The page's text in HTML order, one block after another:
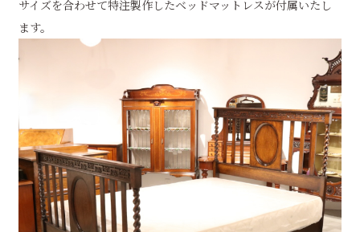
サイズを合わせて特注製作したベッドマットレスが付属いたし
ます。